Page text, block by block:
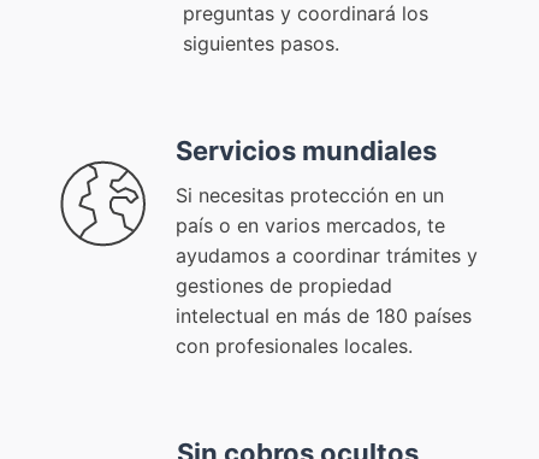
preguntas y coordinará los
siguientes pasos.
Servicios mundiales
Si necesitas protección en un
país o en varios mercados, te
ayudamos a coordinar trámites y
gestiones de propiedad
intelectual en más de 180 países
con profesionales locales.